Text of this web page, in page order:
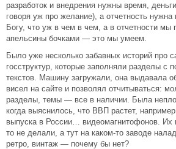
разработок и внедрения нужны время,
говоря уж про желание), а отчетность
Богу, что уж в чем в чем, а в отчетности мы
апельсины бочками — это мы умеем.
Было уже несколько забавных историй про
госструктур, которые заполняли разделы с
текстов. Машину загружали, она выдавала
висел на сайте и позволял отчитываться:
разделы, темы — все в наличии. Была
когда выяснилось, что ВВП растет,
выпуска в России… видеомагнитофонов. Их
то не делали, а тут на каком-то заводе
ретро, винтаж — почему бы нет?